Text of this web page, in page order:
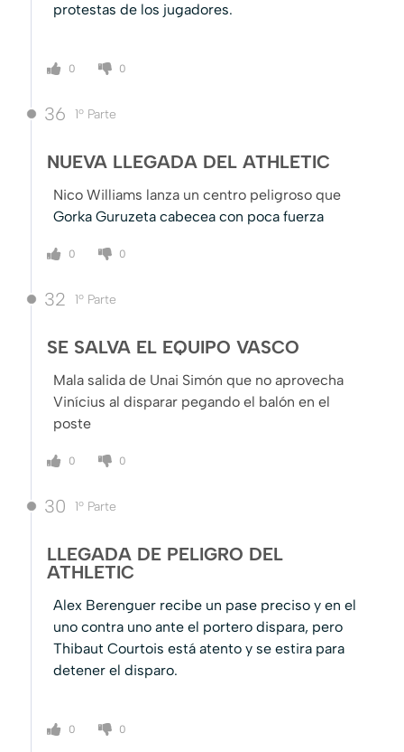
protestas de los jugadores.
0 0
36 1º Parte
NUEVA LLEGADA DEL ATHLETIC
Nico Williams lanza un centro peligroso que
Gorka Guruzeta cabecea con poca fuerza
0 0
32 1º Parte
SE SALVA EL EQUIPO VASCO
Mala salida de Unai Simón que no aprovecha
Vinícius al disparar pegando el balón en el
poste
0 0
30 1º Parte
LLEGADA DE PELIGRO DEL
ATHLETIC
Alex Berenguer recibe un pase preciso y en el
uno contra uno ante el portero dispara, pero
Thibaut Courtois está atento y se estira para
detener el disparo.
0 0